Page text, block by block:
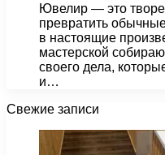
Ювелир — это
превратить
в настоящие
мастерской
своего дела,
и…
Свежие записи